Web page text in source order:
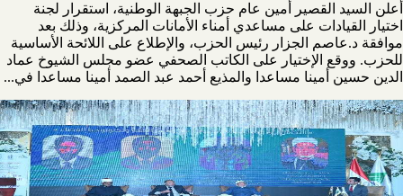
أعلن السيد القصير أمين عام حزب الجبهة الوطنية، استقرار لجنة
اختيار القيادات على مساعدي أمناء الأمانات المركزية، وذلك بعد
موافقة د.عاصم الجزار رئيس الحزب، والإطلاع على اللائحة الأساسية
للحزب. ووقع الإختيار على الكاتب الصحفي عضو مجلس الشيوخ عماد
الدين حسين أمينا مساعدا والمذيع أحمد عبد الصمد أمينا مساعدا في...